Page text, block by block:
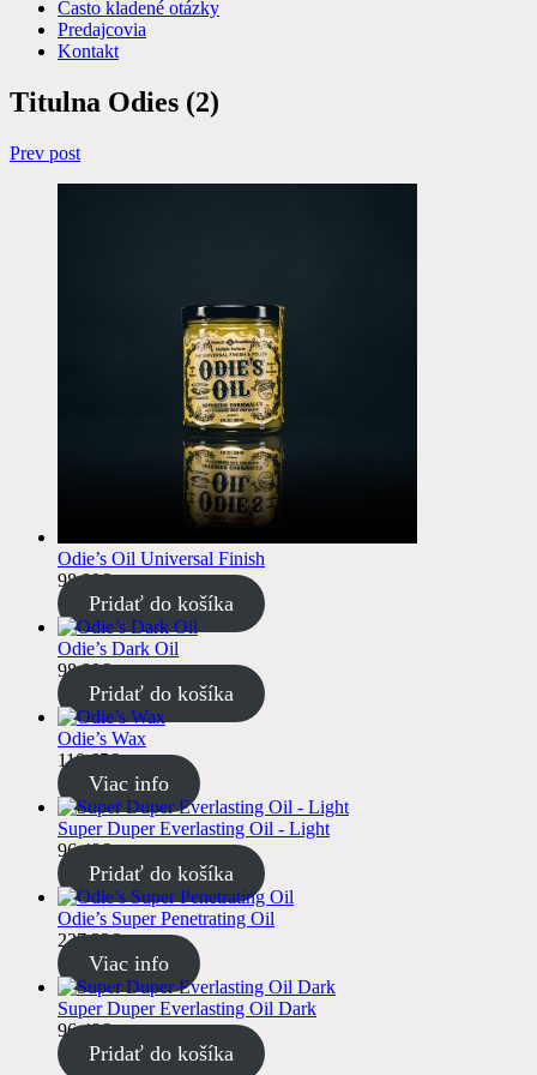
Často kladené otázky
Predajcovia
Kontakt
Titulna Odies (2)
Navigácia
Prev post
Odie’s Oil Universal Finish
98.90€
Pridať do košíka
Odie’s Dark Oil
98.90€
Pridať do košíka
Odie’s Wax
110.65€
Viac info
Super Duper Everlasting Oil - Light
96.48€
Pridať do košíka
Odie’s Super Penetrating Oil
237.33€
Viac info
Super Duper Everlasting Oil Dark
96.48€
Pridať do košíka